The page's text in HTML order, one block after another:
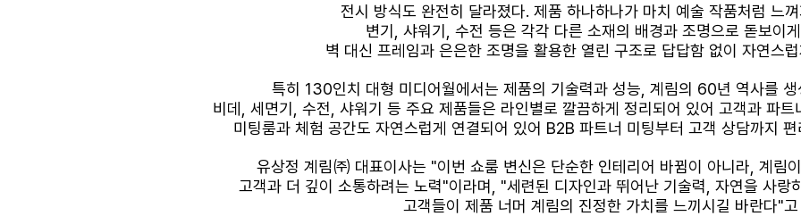
전시 방식도 완전히 달라졌다. 제품 하나하나가 마치 예술 작품처럼 느
변기
샤워기
수전 등은 각각 다른 소재의 배경과 조명으로 돋보이
벽 대신 프레임과 은은한 조명을 활용한 열린 구조로 답답함 없이 자연스
특히 130인치 대형 미디어월에서는 제품의 기술력과 성능 계림의 60년 역사를
비데
세면기 수전 샤워기 등 주요 제품들은 라인별로 깔끔하게 정리되어 있어 고객과 파
미팅룸과 체험 공간도 자연스럽게 연결되어 있어 B2B 파트너 미팅부터 고객 상담까지
유상정 계림㈜ 대표이사는 "이번 쇼룸 변신은 단순한 인테리어 바뀜이 아니라 계림
고객과 더 깊이 소통하려는 노력"이라며 , "세련된 디자인과 뛰어난 기술력 자연을 사랑
고객들이 제품 너머 계림의 진정한 가치를 느끼시길 바란다"